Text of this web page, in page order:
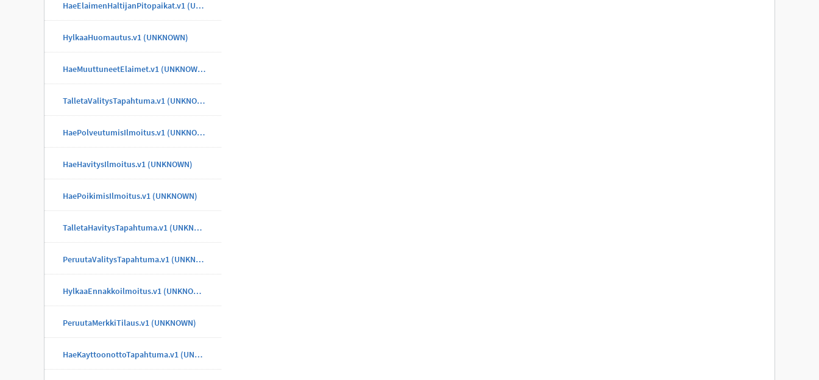
HaeElaimenHaltijanPitopaikat.v1 (UNKNOWN)
HylkaaHuomautus.v1 (UNKNOWN)
HaeMuuttuneetElaimet.v1 (UNKNOWN)
TalletaValitysTapahtuma.v1 (UNKNOWN)
HaePolveutumisIlmoitus.v1 (UNKNOWN)
HaeHavitysIlmoitus.v1 (UNKNOWN)
HaePoikimisIlmoitus.v1 (UNKNOWN)
TalletaHavitysTapahtuma.v1 (UNKNOWN)
PeruutaValitysTapahtuma.v1 (UNKNOWN)
HylkaaEnnakkoilmoitus.v1 (UNKNOWN)
PeruutaMerkkiTilaus.v1 (UNKNOWN)
HaeKayttoonottoTapahtuma.v1 (UNKNOWN)